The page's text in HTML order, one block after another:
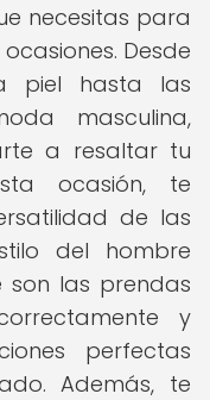
necesitas para
Desde
piel hasta las
masculina,
a resaltar tu
ocasión, te
de las
del hombre
son las prendas
y
perfectas
Además, te